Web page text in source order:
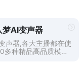
梦AI变声器
声器,各大主播都在使
多种精品高品质模型